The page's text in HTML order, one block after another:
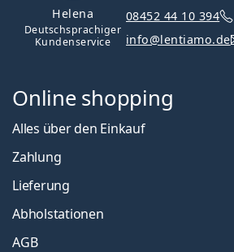
Helena
Deutschsprachiger
Kundenservice
08452 44 10 394
info@lentiamo.de
Online shopping
Alles über den Einkauf
Zahlung
Lieferung
Abholstationen
AGB